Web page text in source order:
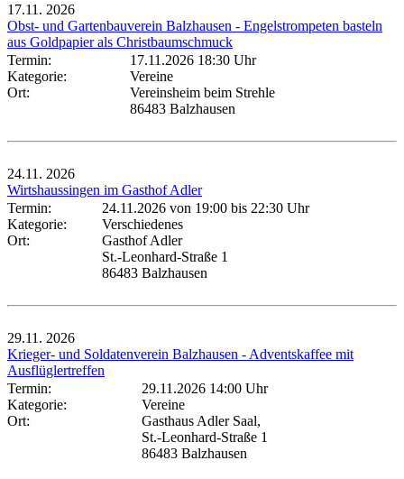
17.11. 2026
Obst- und Gartenbauverein Balzhausen - Engelstrompeten basteln
aus Goldpapier als Christbaumschmuck
Termin:
17.11.2026 18:30 Uhr
Kategorie:
Vereine
Ort:
Vereinsheim beim Strehle
86483 Balzhausen
24.11. 2026
Wirtshaussingen im Gasthof Adler
Termin:
24.11.2026 von 19:00 bis 22:30 Uhr
Kategorie:
Verschiedenes
Ort:
Gasthof Adler
St.-Leonhard-Straße 1
86483 Balzhausen
29.11. 2026
Krieger- und Soldatenverein Balzhausen - Adventskaffee mit
Ausflüglertreffen
Termin:
29.11.2026 14:00 Uhr
Kategorie:
Vereine
Ort:
Gasthaus Adler Saal,
St.-Leonhard-Straße 1
86483 Balzhausen